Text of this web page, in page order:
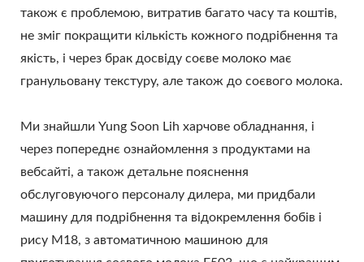
також є проблемою, витратив багато часу та коштів,
не зміг покращити кількість кожного подрібнення та
якість, і через брак досвіду соєве молоко має
гранульовану текстуру, але також до соєвого молока.
Ми знайшли Yung Soon Lih харчове обладнання, і
через попереднє ознайомлення з продуктами на
вебсайті, а також детальне пояснення
обслуговуючого персоналу дилера, ми придбали
машину для подрібнення та відокремлення бобів і
рису M18, з автоматичною машиною для